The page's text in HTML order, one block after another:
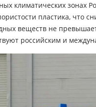
климатических зонах
пластика, что
веществ не
российским и